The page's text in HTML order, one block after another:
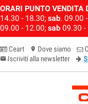
ORARI PUNTO VENDITA
14.30 - 18.30; sab. 09.00
09.00 - 12.00; sab 09.30 -
Ceart location_on Dove siamo
email-newsletter
Iscriviti alla newsletter